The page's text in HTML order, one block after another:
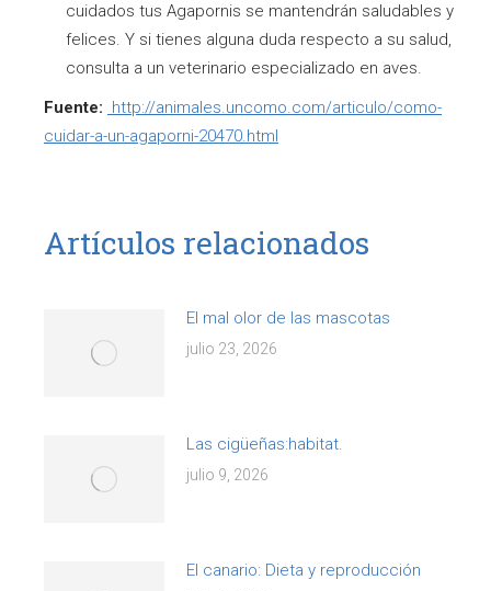
cuidados tus Agapornis se mantendrán saludables y
felices. Y si tienes alguna duda respecto a su salud,
consulta a un veterinario especializado en aves.
Fuente: http://animales.uncomo.com/articulo/como-
cuidar-a-un-agaporni-20470.html
Artículos relacionados
El mal olor de las mascotas
julio 23, 2026
Las cigüeñas:habitat.
julio 9, 2026
El canario: Dieta y reproducción